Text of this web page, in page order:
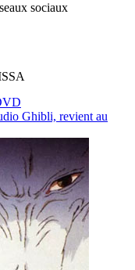
sociaux
Ghibli, revient au